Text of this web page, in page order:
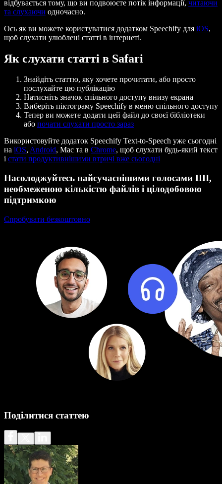
відбувається тому, що ви подвоюєте потік інформації, читаючи
та слухаючи одночасно.
Ось як ви можете користуватися додатком Speechify для iOS,
щоб слухати улюблені статті в інтернеті.
Як слухати статті в Safari
Знайдіть статтю, яку хочете прочитати, або просто
послухайте цю публікацію
Натисніть значок спільного доступу внизу екрана
Виберіть піктограму Speechify в меню спільного доступу
Тепер ви можете додати цей файл до своєї бібліотеки
або почати слухати просто зараз
Використовуйте додаток Speechify Text-to-Speech уже сьогодні
на iOS, Android, Mac та в Chrome, щоб слухати будь-який текст
і стати продуктивнішими втричі вже сьогодні
Насолоджуйтесь найсучаснішими голосами ШІ,
необмеженою кількістю файлів і цілодобовою
підтримкою
Спробувати безкоштовно
Поділитися статтею